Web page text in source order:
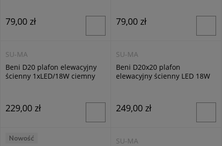
79,00 zł 79,00 zł
SU-MA
Beni D20 plafon elewacyjny
ścienny 1xLED/18W ciemny
229,00 zł
SU-MA
Beni D20x20 plafon
elewacyjny ścienny LED 18W
249,00 zł
SU-MA
Nowość
SU-MA